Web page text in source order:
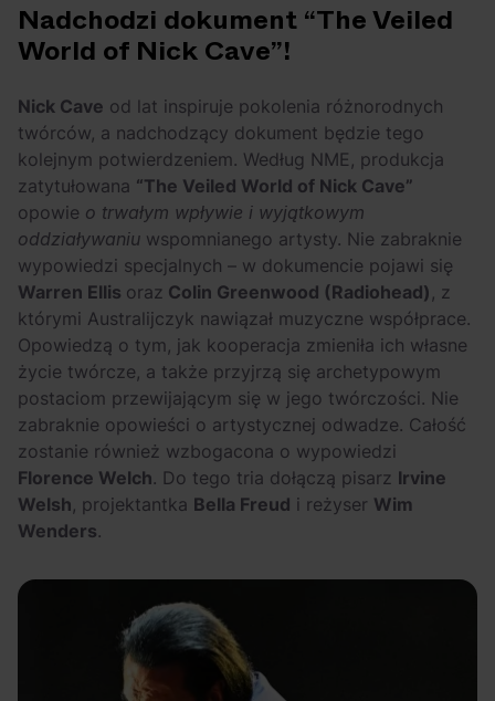
Festiwal OFF Festival 04.08.2026
OFF Festival 2026 –
nocne koncerty
warte uwagi!
High Five Polecane 04.08.2026
High Five: pięć
najciekawszych
wydarzeń w polskim
rapie [czerwiec i
lipiec 2026]
Nadchodzi dokument “The Veiled
World of Nick Cave”!
Nick Cave od lat inspiruje pokolenia różnorodnych
twórców, a nadchodzący dokument będzie tego
kolejnym potwierdzeniem. Według NME, produkcja
zatytułowana “The Veiled World of Nick Cave”
opowie o trwałym wpływie i wyjątkowym
oddziaływaniu wspomnianego artysty. Nie zabraknie
wypowiedzi specjalnych – w dokumencie pojawi się
Warren Ellis oraz Colin Greenwood (Radiohead) , z
którymi Australijczyk nawiązał muzyczne współprace.
Opowiedzą o tym, jak kooperacja zmieniła ich własne
życie twórcze, a także przyjrzą się archetypowym
postaciom przewijającym się w jego twórczości. Nie
zabraknie opowieści o artystycznej odwadze. Całość
zostanie również wzbogacona o wypowiedzi
Florence Welch. Do tego tria dołączą pisarz Irvine
Welsh, projektantka Bella Freud i reżyser Wim
Wenders.